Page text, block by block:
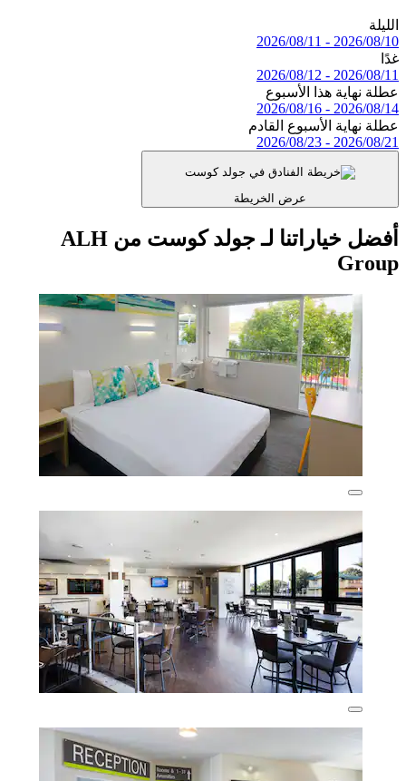
2026/08/
2026/08/
هذا الأسبوع
2026/08/
الأسبوع القادم
2026/08/
عرض الخريطة
أفضل خياراتنا لـ جولد كوست من ALH